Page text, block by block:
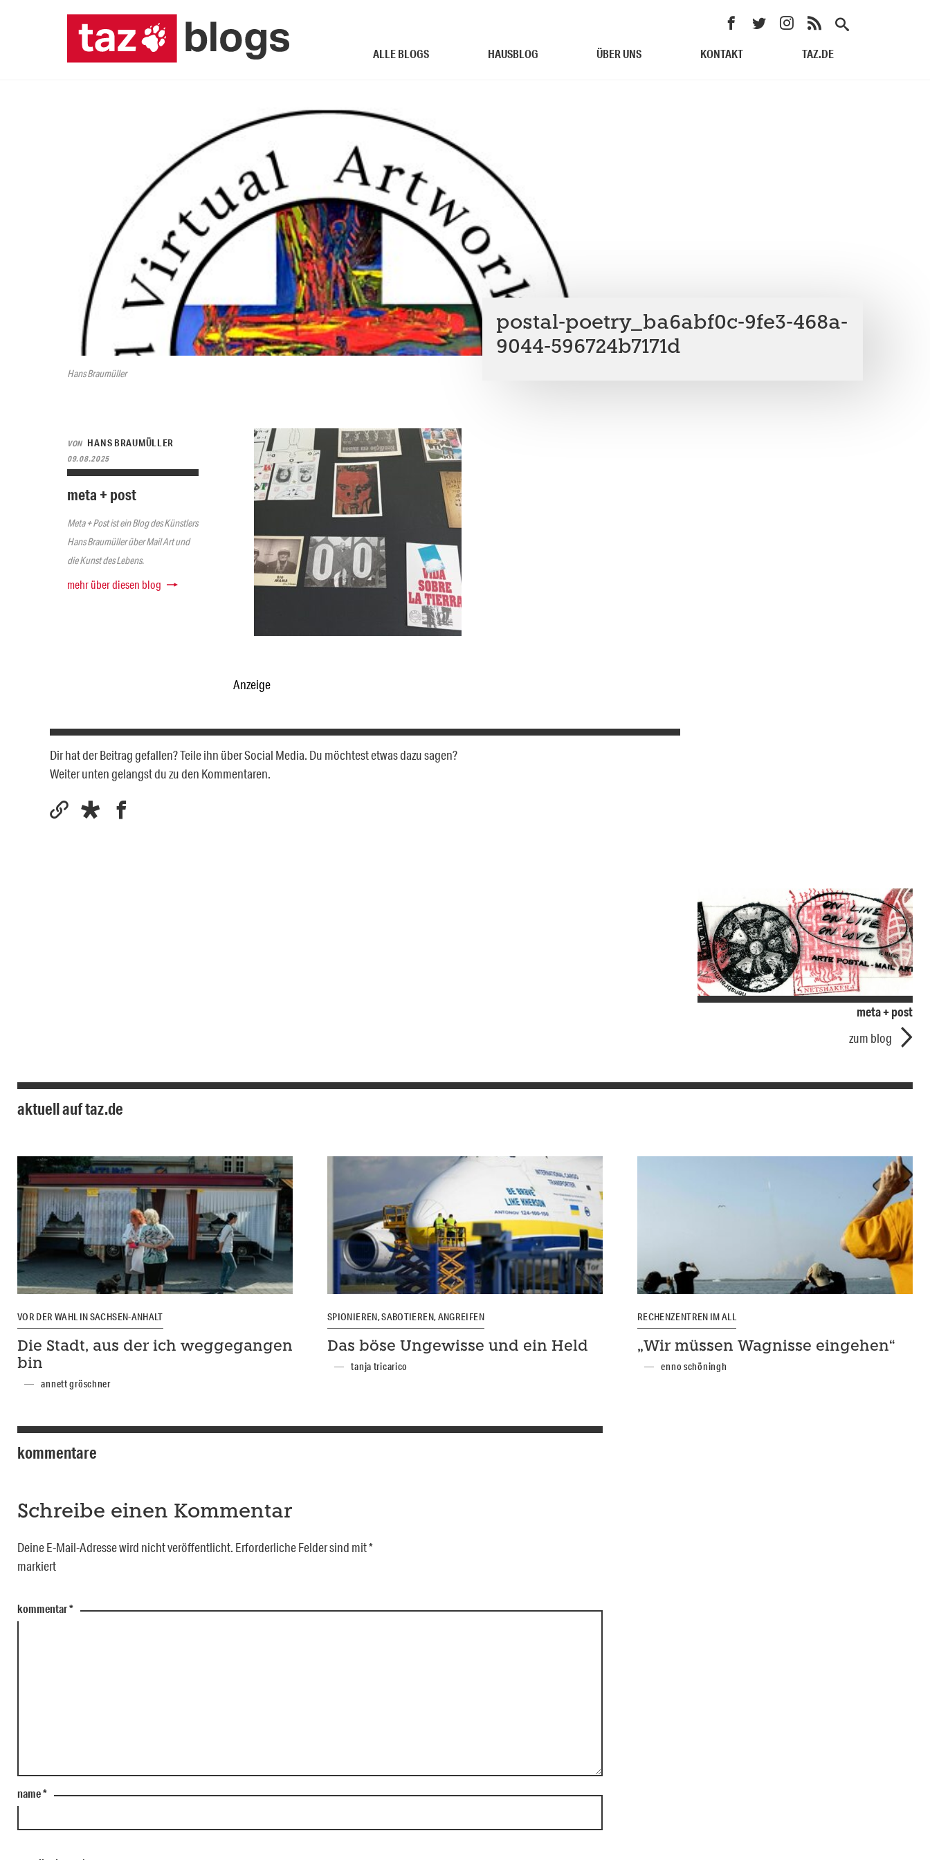
ALLE BLOGS HAUSBLOG ÜBER UNS KONTAKT TAZ.DE
Hans Braumüller
postal-poetry_ba6abf0c-9fe3-468a-
9044-596724b7171d
VON HANS BRAUMÜLLER
09.08.2025
meta + post
Meta + Post ist ein Blog des Künstlers
Hans Braumüller über Mail Art und
die Kunst des Lebens.
mehr über diesen blog
Anzeige
Dir hat der Beitrag gefallen? Teile ihn über Social Media. Du möchtest etwas dazu sagen?
Weiter unten gelangst du zu den Kommentaren.
meta + post
zum blog
aktuell auf taz.de
VOR DER WAHL IN SACHSEN-ANHALT
Die Stadt, aus der ich weggegangen
bin
annett gröschner
SPIONIEREN, SABOTIEREN, ANGREIFEN
Das böse Ungewisse und ein Held
tanja tricarico
RECHENZENTREN IM ALL
„Wir müssen Wagnisse eingehen“
enno schöningh
kommentare
Schreibe einen Kommentar
Deine E-Mail-Adresse wird nicht veröffentlicht. Erforderliche Felder sind mit*
markiert
kommentar*
name*